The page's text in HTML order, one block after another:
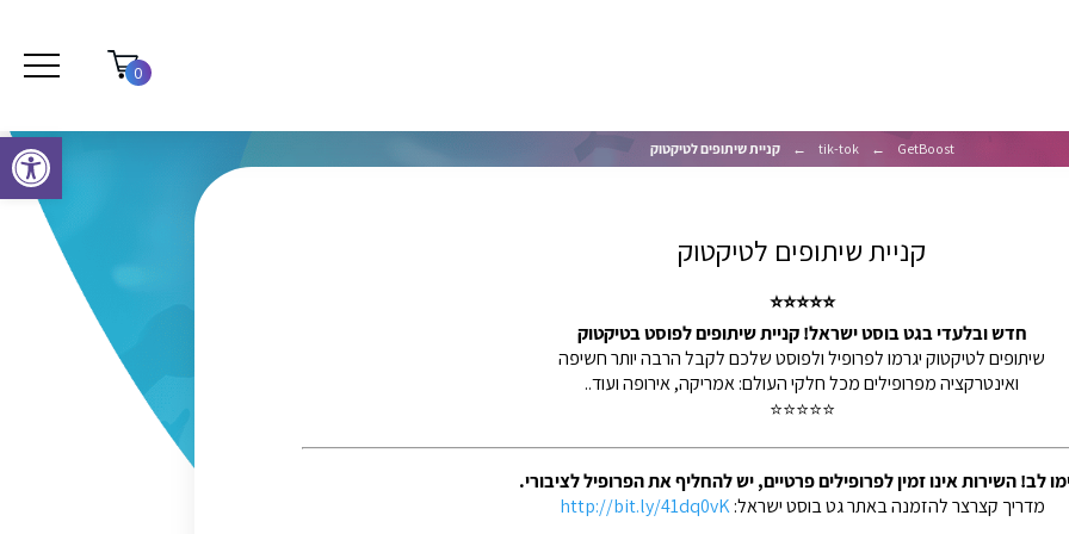
0
← GetBoost
← tik-tok קניית שיתופים לטיקטוק
קניית שיתופים לטיקטוק
⭐⭐⭐⭐⭐
חדש ובלעדי בגט בוסט ישראל! קניית שיתופים לפוסט בטיקטוק
שיתופים לטיקטוק יגרמו לפרופיל ולפוסט שלכם לקבל הרבה יותר חשיפה
ואינטרקציה מפרופילים מכל חלקי העולם: אמריקה, אירופה ועוד..
⭐⭐⭐⭐⭐
לב! השירות אינו זמין לפרופילים פרטיים, יש להחליף את הפרופיל לציבורי.
מדריך קצרצר להזמנה באתר גט בוסט ישראל:http://bit.ly/41dq0vK
פתח סרגל נגישות